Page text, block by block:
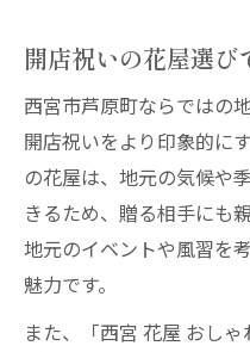
開店祝いの花屋選
西宮市芦原町ならではの
開店祝いをより印象的に
の花屋は、地元の気候や
きるため、贈る相手にも
地元のイベントや風習を
魅力です。
また、「西宮 花屋 おし